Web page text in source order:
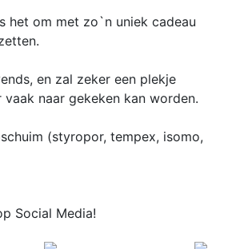
het om met zo`n uniek cadeau
en zal zeker een plekje
vaak naar gekeken kan worden.
(styropor, tempex, isomo,
Social Media!